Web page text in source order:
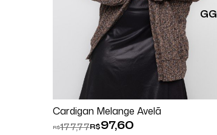
GG
Cardigan Melange Avelã
R$177,77R$97,60
Comprar